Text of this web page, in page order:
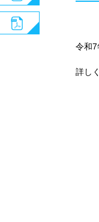
令和7
詳し